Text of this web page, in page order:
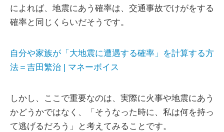
によれば、地震にあう確率は、交通事故でけがをする
確率と同じくらいだそうです。
自分や家族が「大地震に遭遇する確率」を計算する方
法＝吉田繁治 | マネーボイス
しかし、ここで重要なのは、実際に火事や地震にあう
かどうかではなく、「そうなった時に、私は何を持っ
て逃げるだろう」と考えてみることです。